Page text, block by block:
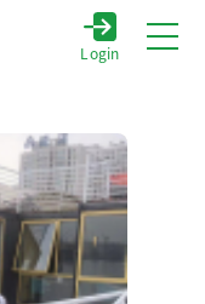
Login